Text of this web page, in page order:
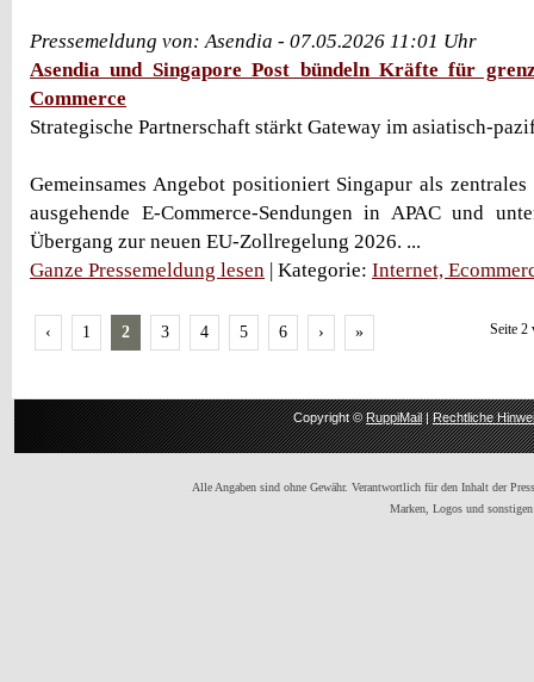
Pressemeldung von: Asendia - 07.05.2026 11:01 Uhr
Asendia und Singapore Post bündeln Kräfte für
Commerce
Strategische Partnerschaft stärkt Gateway im asiatisch-
Gemeinsames Angebot positioniert Singapur als
ausgehende E-Commerce-Sendungen in APAC und
Übergang zur neuen EU-Zollregelung 2026. ...
Ganze Pressemeldung lesen | Kategorie: Internet,
‹ 1 2 3 4 5 6 › » Seite 2
Copyright ©RuppiMail|Rechtliche
Alle Angaben sind ohne Gewähr. Verantwortlich für den Inhalt der
Marken, Logos und